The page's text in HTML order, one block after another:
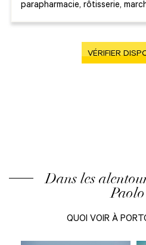
parapharmacie, rôtisserie,
VÉRIFIER
Dans les
Paolo
QUOI VOIR À